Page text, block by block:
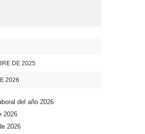
DE 2025
2026
del año 2026
2026
2026